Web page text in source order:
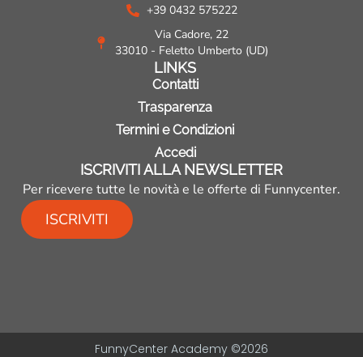
o
k
r
a
m
e
LINKS
Contatti
Trasparenza
Termini e Condizioni
Accedi
+39 0432 575222
Via Cadore, 22
33010 - Feletto Umberto (UD)
ISCRIVITI ALLA NEWSLETTER
Per ricevere tutte le novità e le offerte di Funnycenter.
ISCRIVITI
FunnyCenter Academy ©2026